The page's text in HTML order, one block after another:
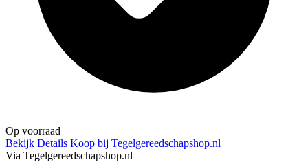
Op voorraad
Bekijk Details Koop bij Tegelgereedschapshop.nl
Via Tegelgereedschapshop.nl